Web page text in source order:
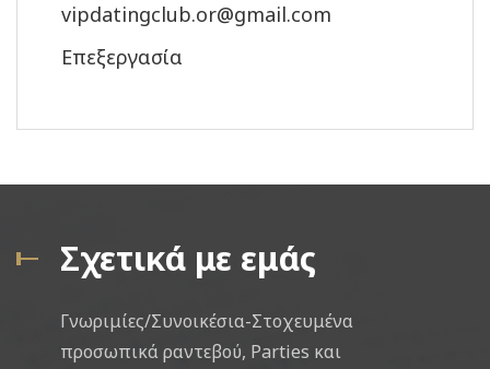
vipdatingclub.or@gmail.com
Επεξεργασία
Σχετικά με εμάς
Γνωριμίες/Συνοικέσια-Στοχευμένα
προσωπικά ραντεβού, Parties και